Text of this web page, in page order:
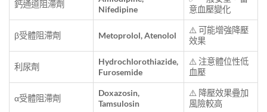
鈣通道阻滯劑
Nifedipine
意血壓變化
β受體阻滯劑 Metoprolol, Atenolol
⚠️ 可能增強降壓
效果
利尿劑
Hydrochlorothiazide,
Furosemide
⚠️ 注意體位性低
血壓
α受體阻滯劑
Doxazosin,
Tamsulosin
⚠️ 降壓效果疊加
風險較高